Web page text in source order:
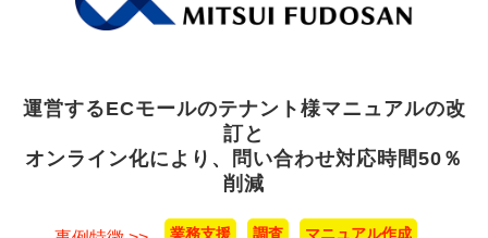
運営するECモールのテナント様マニュアルの改
訂と
オンライン化により、問い合わせ対応時間50％
削減
業務支援 調査 マニュアル作成